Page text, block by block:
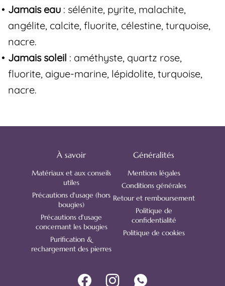
Jamais eau : sélénite, pyrite, malachite,
angélite, calcite, fluorite, célestine, turquoise,
nacre.
Jamais soleil : améthyste, quartz rose,
fluorite, aigue-marine, lépidolite, turquoise,
nacre.
À savoir
Matériaux et aux conseils
utiles
Précautions d'usage (hors
bougies)
Précautions d'usage
concernant les bougies
Purification &
rechargement des pierres
Généralités
Mentions légales
Conditions générales
Retour et remboursement
Politique de
confidentialité
Politique de cookies